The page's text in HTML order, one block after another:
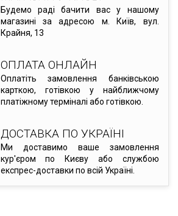
Будемо раді бачити вас у нашому
магазині за адресою м. Київ, вул.
Крайня, 13
ОПЛАТА ОНЛАЙН
Оплатіть замовлення банківською
карткою, готівкою у найближчому
платіжному терміналі або готівкою.
ДОСТАВКА ПО УКРАЇНІ
Ми доставимо ваше замовлення
кур'єром по Києву або службою
експрес-доставки по всій Україні.